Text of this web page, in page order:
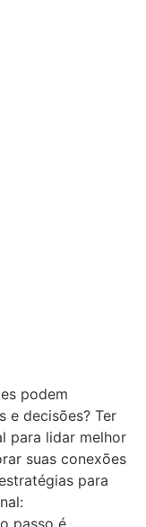
podem
e decisões? Ter
para lidar melhor
suas conexões
para
passo é